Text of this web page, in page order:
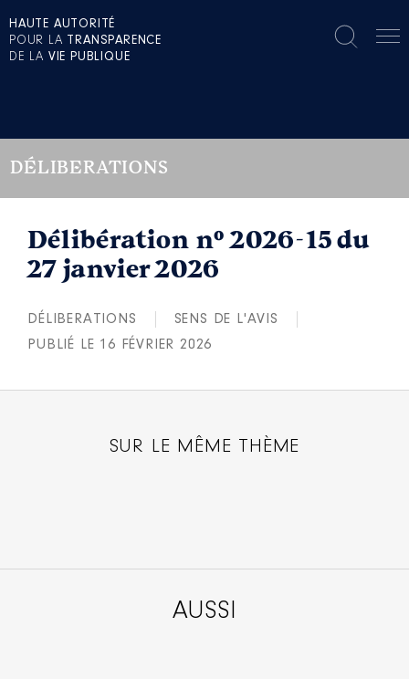
HAUTE AUTORITÉ
POUR LA TRANSPARENCE
DE LA VIE PUBLIQUE
DÉLIBERATIONS
Délibération n° 2026-15 du
27 janvier 2026
DÉLIBERATIONS
SENS DE L'AVIS
PUBLIÉ LE 16 FÉVRIER 2026
SUR LE MÊME THÈME
AUSSI